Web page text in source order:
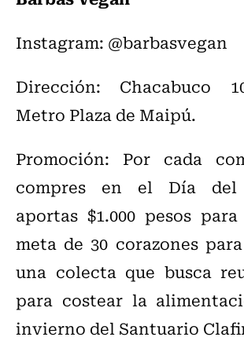
Instagram: @barbasvegan
Dirección: Chacabuco
Metro Plaza de Maipú.
Promoción: Por cada
compres en el Día del
aportas $1.000 pesos
meta de 30 corazones
una colecta que busca
para costear la
invierno del Santuario